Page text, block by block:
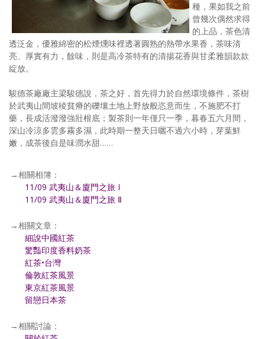
種，果如我之前
曾幾次偶然求得
的上品，茶色清
透泛金，優雅綿密的松煙燻味裡透著圓熟的熱帶水果香，茶味清
亮、厚實有力，餘味，則是高冷茶特有的清揚花香與甘柔雅韻款款
綻放。
駿德茶廠廠主梁駿德說，茶之好，首先得力於自然環境條件，茶樹
於武夷山間坡稜貧瘠的礫壤土地上野放般恣意而生，不施肥不打
藥，長成活潑潑強壯根底；製茶則一年僅只一季，暮春五六月間，
深山冷涼多雲多霧多濕，此時期一整天日曬不過六小時，芽葉鮮
嫩，成茶後自是味潤水甜……
→相關相簿：
11/09 武夷山＆廈門之旅 I
11/09 武夷山＆廈門之旅 Ⅱ
→相關文章：
細說中國紅茶
驚豔印度香料奶茶
紅茶•台灣
倫敦紅茶風景
東京紅茶風景
留戀日本茶
→相關討論：